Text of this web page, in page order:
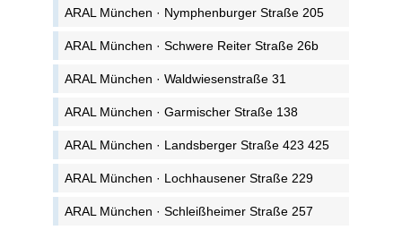
ARAL München · Nymphenburger Straße 205
ARAL München · Schwere Reiter Straße 26b
ARAL München · Waldwiesenstraße 31
ARAL München · Garmischer Straße 138
ARAL München · Landsberger Straße 423 425
ARAL München · Lochhausener Straße 229
ARAL München · Schleißheimer Straße 257